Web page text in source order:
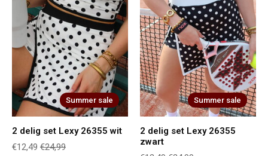
Summer sale
2 delig set Lexy 26355 wit
€12,49 €24,99
Summer sale
2 delig set Lexy 26355
zwart